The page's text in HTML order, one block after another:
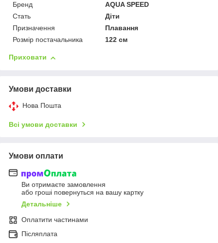
Бренд
AQUA SPEED
Стать
Діти
Призначення
Плавання
Розмір постачальника
122 см
Приховати
Умови доставки
Нова Пошта
Всі умови доставки
Умови оплати
Ви отримаєте замовлення
або гроші повернуться на вашу картку
Детальніше
Оплатити частинами
Післяплата